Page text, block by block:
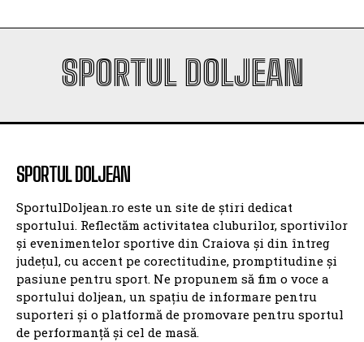
SPORTUL DOLJEAN
SPORTUL DOLJEAN
SportulDoljean.ro este un site de știri dedicat
sportului. Reflectăm activitatea cluburilor, sportivilor
și evenimentelor sportive din Craiova și din întreg
județul, cu accent pe corectitudine, promptitudine și
pasiune pentru sport. Ne propunem să fim o voce a
sportului doljean, un spațiu de informare pentru
suporteri și o platformă de promovare pentru sportul
de performanță și cel de masă.